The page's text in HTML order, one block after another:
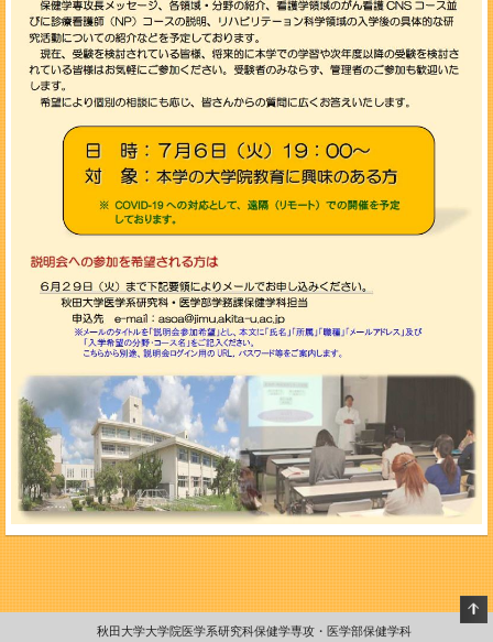
秋田大学大学院医学系研究科保健学専攻・医学部保健学科